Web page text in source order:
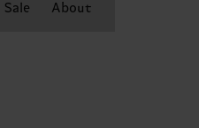
Sale About